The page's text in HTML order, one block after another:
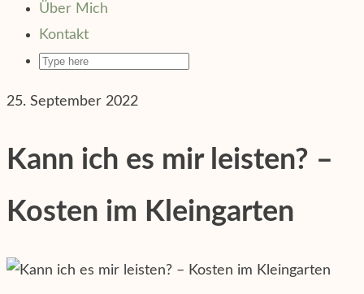
Über Mich
Kontakt
25. September 2022
Kann ich es mir leisten? –
Kosten im Kleingarten